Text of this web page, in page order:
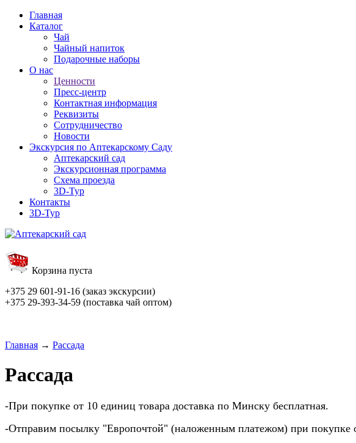
Главная
Каталог
Чай
Чайный напиток
Подарочные наборы
О нас
Ценности
Пресс-центр
Контактная информация
Реквизиты
Сотрудничество
Новости
Экскурсия по Аптекарскому Саду
Аптекарский сад
Экскурсионная программа
Схема проезда
3D-Тур
Контакты
3D-Тур
Корзина пуста
+375 29 601-91-16 (заказ экскурсии)
+375 29-393-34-59 (поставка чай оптом)
Главная → Рассада
Рассада
-При покупке от 10 единиц товара доставка по Минску бесплатная.
-Отправим посылку "Европочтой" (наложенным платежом) при покупке